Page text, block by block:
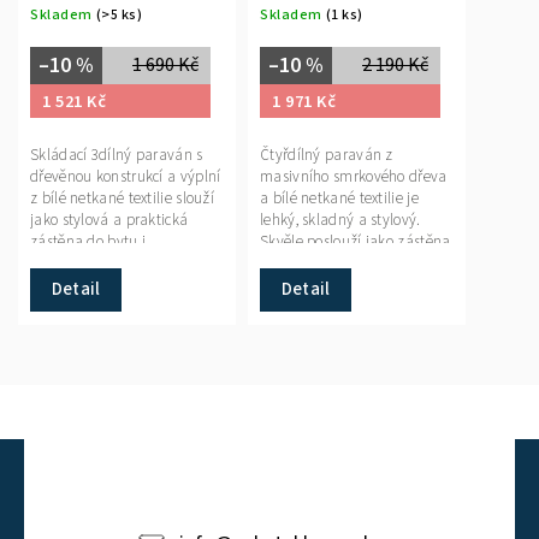
Skladem (>5 ks)
1 690 Kč
–10 %
1 521 Kč
Detail
Skládací 3dílný paraván s
dřevěnou konstrukcí a výplní
z bílé netkané textilie slouží
jako stylová a praktická
zástěna do bytu i
komerčních prostor.
Skladem (1 ks)
2 190 Kč
–10 %
1 971 Kč
Detail
Čtyřdílný paraván z
masivního smrkového dřeva
a bílé netkané textilie je
lehký, skladný a stylový.
Skvěle poslouží jako zástěna
doma i v komerčních
prostorech.